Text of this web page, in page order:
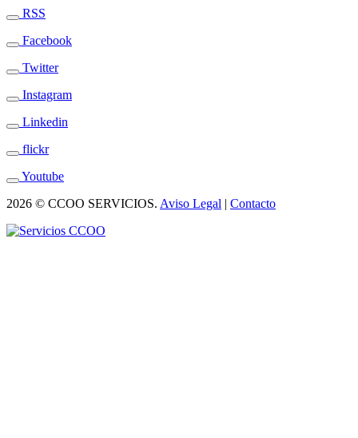
RSS
Facebook
Twitter
Instagram
Linkedin
flickr
Youtube
2026 © CCOO SERVICIOS. Aviso Legal | Contacto